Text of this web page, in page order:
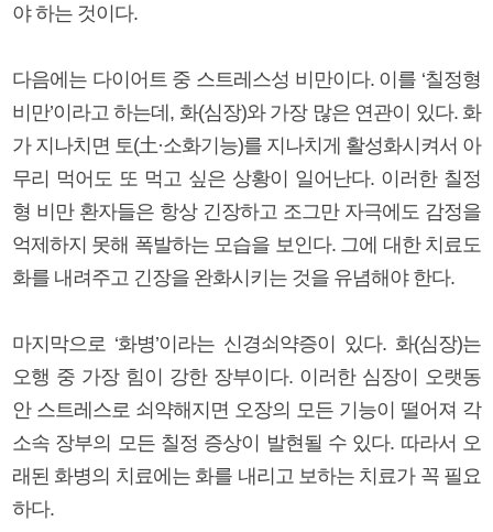
야 하는 것이다.
다음에는 다이어트 중 스트레스성 비만이다. 이를 ‘칠정형
비만’이라고 하는데, 화(심장)와 가장 많은 연관이 있다. 화
가 지나치면 토(土·소화기능)를 지나치게 활성화시켜서 아
무리 먹어도 또 먹고 싶은 상황이 일어난다. 이러한 칠정
형 비만 환자들은 항상 긴장하고 조그만 자극에도 감정을
억제하지 못해 폭발하는 모습을 보인다. 그에 대한 치료도
화를 내려주고 긴장을 완화시키는 것을 유념해야 한다.
마지막으로 ‘화병’이라는 신경쇠약증이 있다. 화(심장)는
오행 중 가장 힘이 강한 장부이다. 이러한 심장이 오랫동
안 스트레스로 쇠약해지면 오장의 모든 기능이 떨어져 각
소속 장부의 모든 칠정 증상이 발현될 수 있다. 따라서 오
래된 화병의 치료에는 화를 내리고 보하는 치료가 꼭 필요
하다.